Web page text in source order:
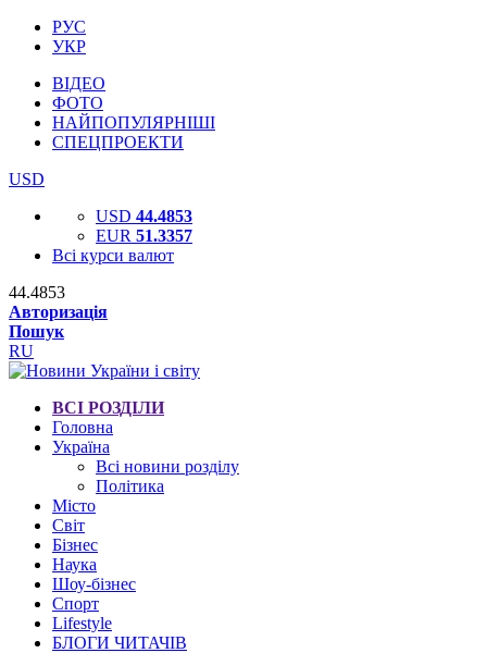
РУС
УКР
ВІДЕО
ФОТО
НАЙПОПУЛЯРНІШІ
СПЕЦПРОЕКТИ
USD
USD 44.4853
EUR 51.3357
Всі курси валют
44.4853
Авторизація
Пошук
RU
ВСІ РОЗДІЛИ
Головна
Україна
Всі новини розділу
Політика
Місто
Світ
Бізнес
Наука
Шоу-бізнес
Спорт
Lifestyle
БЛОГИ ЧИТАЧІВ